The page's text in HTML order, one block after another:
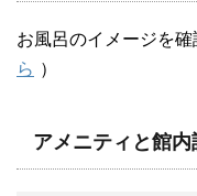
お風呂のイメージを
ら ）
アメニティと館内